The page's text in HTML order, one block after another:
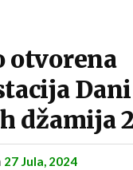
otvorena
Dani
džamija
27 Jula, 2024